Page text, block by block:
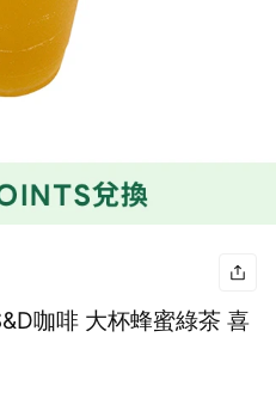
咖啡 大杯蜂蜜綠茶 喜